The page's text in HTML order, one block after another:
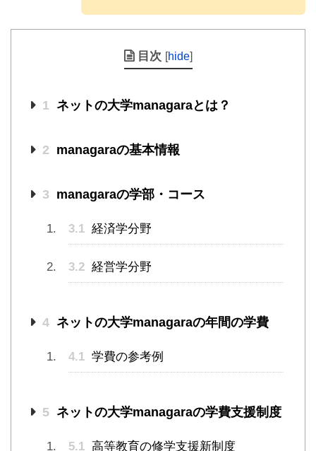
目次 [hide]
1 ネットの大学managaraとは？
2 managaraの基本情報
3 managaraの学部・コース
3.1 経済学分野
3.2 経営学分野
4 ネットの大学managaraの年間の学費
4.1 学費の参考例
5 ネットの大学managaraの学費支援制度
5.1 高等教育の修学支援新制度